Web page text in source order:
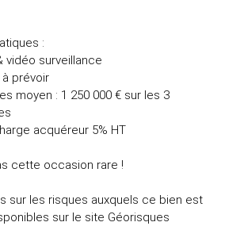
:
vidéo surveillance
à prévoir
moyen : 1 250 000 € sur les 3
acquéreur 5% HT
cette occasion rare !
sur les risques auxquels ce bien est
sur le site Géorisques